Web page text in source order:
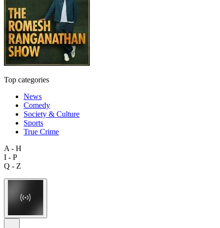
Top categories
News
Comedy
Society & Culture
Sports
True Crime
A - H
I - P
Q - Z